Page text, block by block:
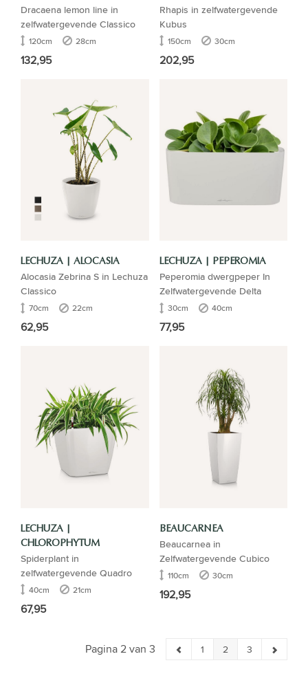
Dracaena lemon line in
zelfwatergevende Classico
120cm 28cm
132,95
Rhapis in zelfwatergevende
Kubus
150cm 30cm
202,95
LECHUZA | ALOCASIA
Alocasia Zebrina S in Lechuza
Classico
70cm 22cm
62,95
LECHUZA | PEPEROMIA
Peperomia dwergpeper In
Zelfwatergevende Delta
30cm 40cm
77,95
LECHUZA |
CHLOROPHYTUM
Spiderplant in
zelfwatergevende Quadro
40cm 21cm
67,95
BEAUCARNEA
Beaucarnea in
Zelfwatergevende Cubico
110cm 30cm
192,95
Pagina 2 van 3 1 2 3